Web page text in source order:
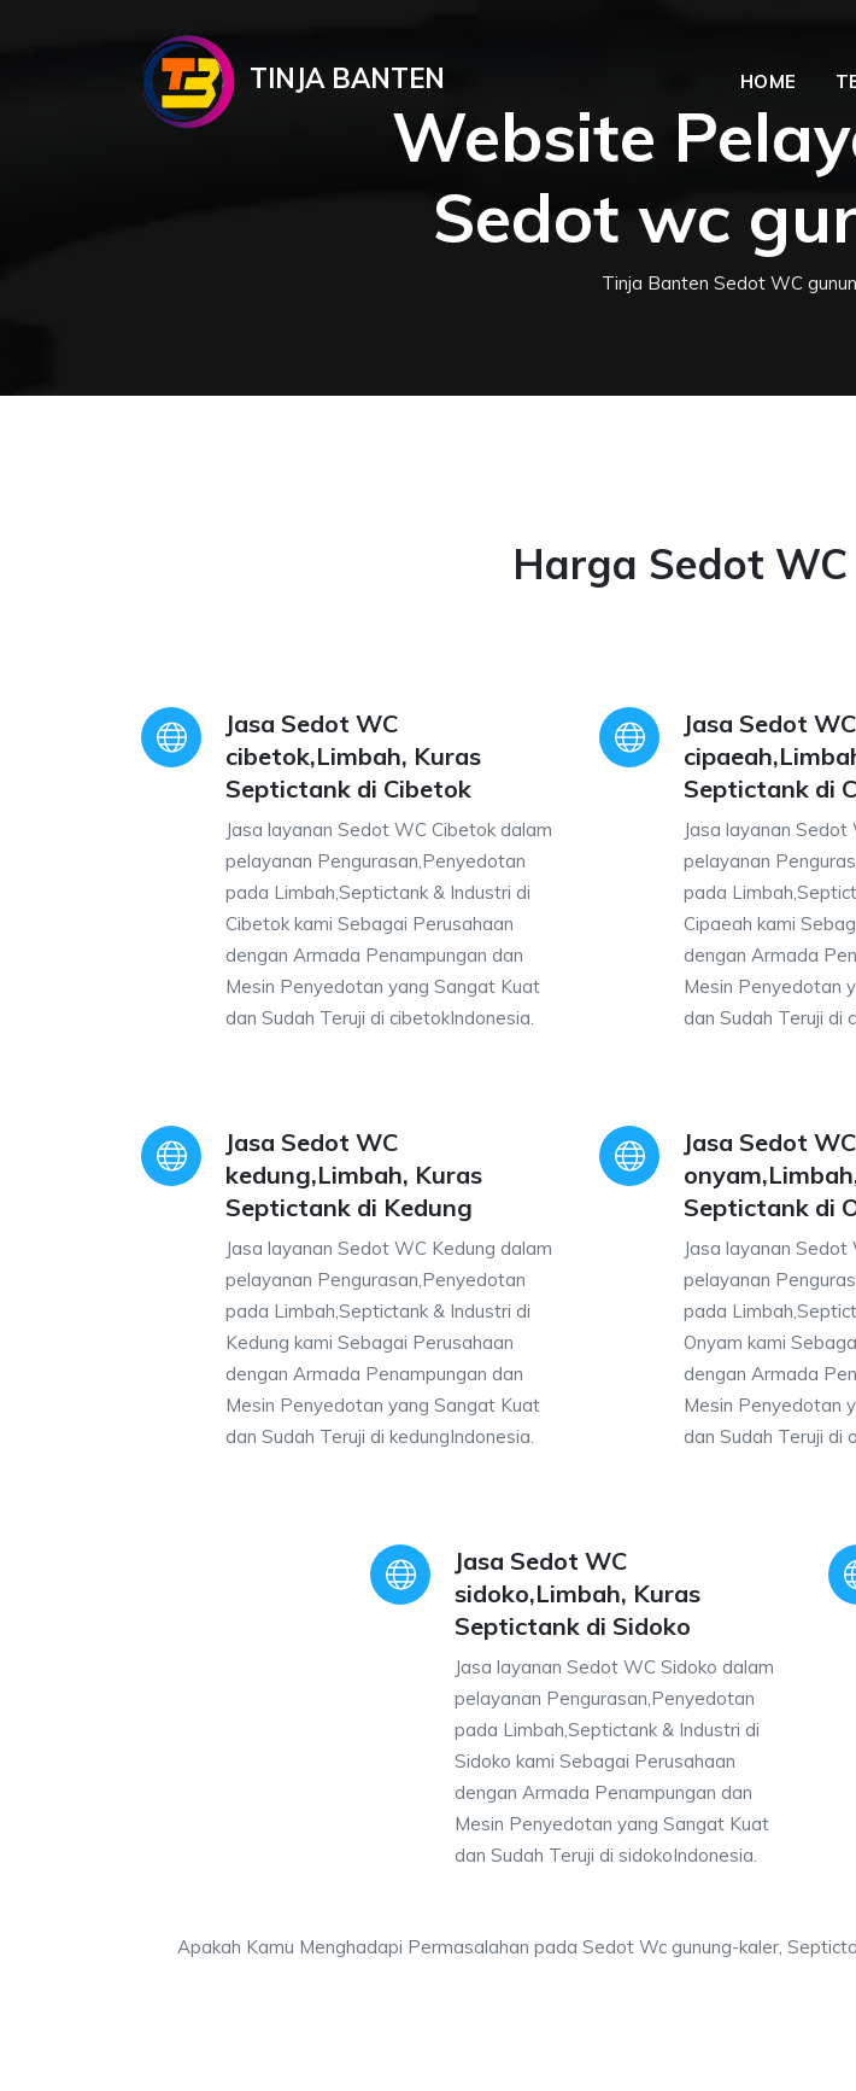
TINJA BANTEN HOME
Website
Sedot wc
Tinja Banten Sedot WC
Harga Sedot
Jasa Sedot WC
cibetok,Limbah, Kuras
Septictank di Cibetok
Jasa layanan Sedot WC Cibetok dalam
pelayanan Pengurasan,Penyedotan
pada Limbah,Septictank & Industri di
Cibetok kami Sebagai Perusahaan
dengan Armada Penampungan dan
Mesin Penyedotan yang Sangat Kuat
dan Sudah Teruji di cibetokIndonesia.
Jasa Sedot WC
Septictank di
Jasa layanan Sedot
pelayanan
pada
Cipaeah kami
dengan Armada
Mesin Penyedotan
dan Sudah Teruji di
Jasa Sedot WC
kedung,Limbah, Kuras
Septictank di Kedung
Jasa layanan Sedot WC Kedung dalam
pelayanan Pengurasan,Penyedotan
pada Limbah,Septictank & Industri di
Kedung kami Sebagai Perusahaan
dengan Armada Penampungan dan
Mesin Penyedotan yang Sangat Kuat
dan Sudah Teruji di kedungIndonesia.
Jasa Sedot WC
Septictank di
Jasa layanan Sedot
pelayanan
pada
Onyam kami
dengan Armada
Mesin Penyedotan
dan Sudah Teruji di
Jasa Sedot WC
sidoko,Limbah, Kuras
Septictank di Sidoko
Jasa layanan Sedot WC Sidoko dalam
pelayanan Pengurasan,Penyedotan
pada Limbah,Septictank & Industri di
Sidoko kami Sebagai Perusahaan
dengan Armada Penampungan dan
Mesin Penyedotan yang Sangat Kuat
dan Sudah Teruji di sidokoIndonesia.
Apakah Kamu Menghadapi Permasalahan pada Sedot Wc gunung-kaler,